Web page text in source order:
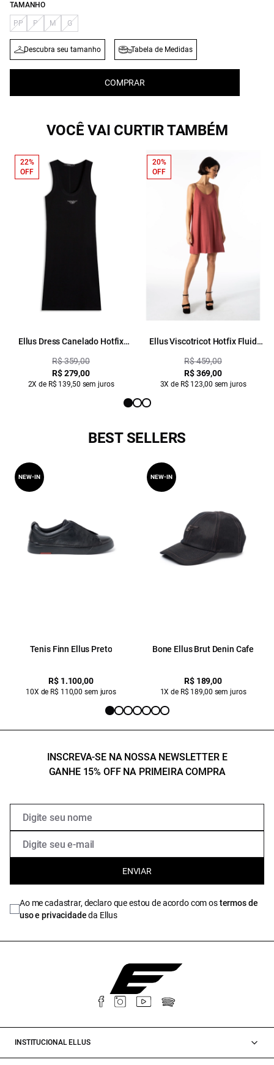
TAMANHO
PP P M G
Descubra seu tamanho Tabela de Medidas
COMPRAR
VOCÊ VAI CURTIR TAMBÉM
Ellus Dress Canelado Hotfix
R$ 359,00
R$ 279,00
2X de R$ 139,50 sem juros
22%
OFF
Ellus Viscotricot Hotfix Fluid
R$ 459,00
R$ 369,00
3X de R$ 123,00 sem juros
20%
OFF
BEST SELLERS
Tenis Finn Ellus Preto
R$ 1.100,00
10X de R$ 110,00 sem juros
NEW-IN
Bone Ellus Brut Denin Cafe
R$ 189,00
1X de R$ 189,00 sem juros
NEW-IN
INSCREVA-SE NA NOSSA NEWSLETTER E
GANHE 15% OFF NA PRIMEIRA COMPRA
ENVIAR
Ao me cadastrar, declaro que estou de acordo com ostermos de
uso e privacidadeda Ellus
INSTITUCIONAL ELLUS